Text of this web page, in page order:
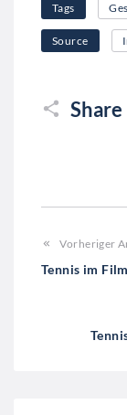
Tags
Source
Share
Vorheriger
Tennis im